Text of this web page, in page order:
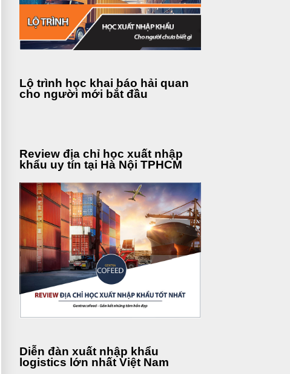
Lộ trình học khai báo hải quan
cho người mới bắt đầu
Review địa chỉ học xuất nhập
khẩu uy tín tại Hà Nội TPHCM
Diễn đàn xuất nhập khẩu
logistics lớn nhất Việt Nam